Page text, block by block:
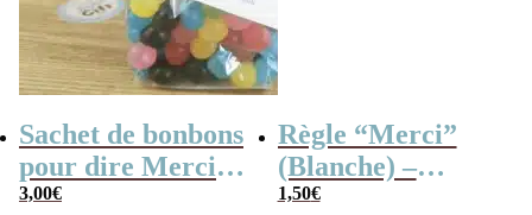
Sachet de bonbons
pour dire Merci –
Dragibus
3,00€
Règle “Merci”
(Blanche) –
Cadeau maîtresse
1,50€